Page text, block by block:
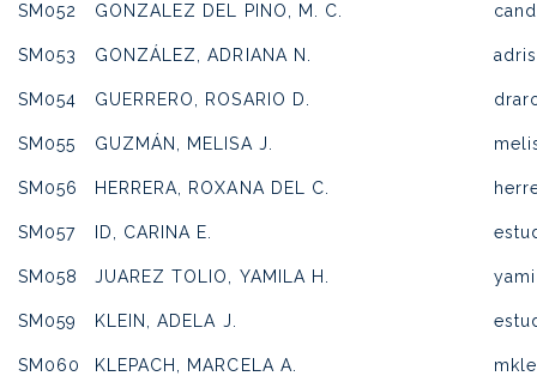
SM052 GONZALEZ DEL PINO, M. C.
SM053 GONZÁLEZ, ADRIANA N.
SM054 GUERRERO, ROSARIO D.
SM055 GUZMÁN, MELISA J.
SM056 HERRERA, ROXANA DEL C.
SM057 ID, CARINA E.
SM058 JUAREZ TOLIO, YAMILA H.
SM059 KLEIN, ADELA J.
SM060 KLEPACH, MARCELA A.